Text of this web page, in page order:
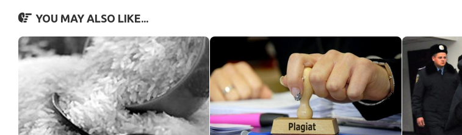
YOU MAY ALSO LIKE...